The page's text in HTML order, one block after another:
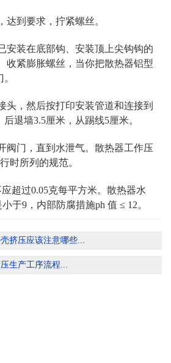
达到要求，拧紧螺丝。
安装在底部钩、安装顶上尖钩钩的
收紧膨胀螺丝，当你把散热器铝型
头，然后按打印安装管道和连接到
退墙3.5厘米，从踢线5厘米。
阀门，直到水泄气。散热器工作压
时所列的规范。
超过0.05克每平方米。散热器水
于9，内部防腐措施ph 值 ≤ 12。
挤压应该注意哪些...
生产工序流程...